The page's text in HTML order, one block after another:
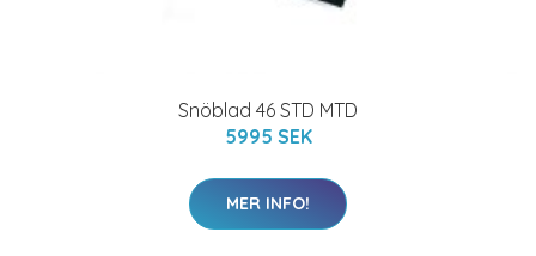
Snöblad 46 STD MTD
5995 SEK
MER INFO!